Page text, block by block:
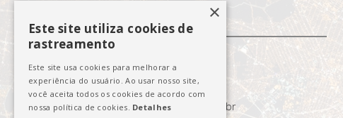
CONTATO
atendimento@jundpark.com.br
Este site utiliza cookies de
rastreamento
Este site usa cookies para melhorar a
experiência do usuário. Ao usar nosso site,
você aceita todos os cookies de acordo com
nossa política de cookies. Detalhes
×